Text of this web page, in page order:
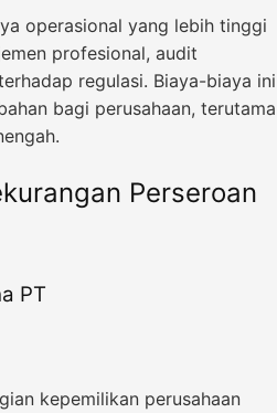
operasional yang lebih tinggi
profesional, audit
regulasi. Biaya-biaya ini
bagi perusahaan, terutama
Perseroan
PT
kepemilikan perusahaan